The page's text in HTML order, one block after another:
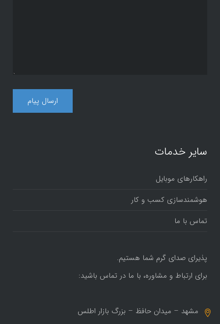
سایر خدمات
راهکارهای موبایل
هوشمندسازی کسب و کار
تماس با ما
پذیرای صدای گرم شما هستیم.
برای ارتباط و مشاوره، با ما در تماس باشید:
مشهد – میدان حافظ – بزرگ بازار اطلس